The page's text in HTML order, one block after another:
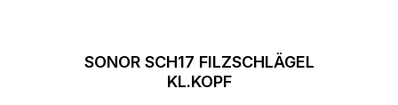
SONOR SCH17 FILZSCHLÄGEL
KL.KOPF